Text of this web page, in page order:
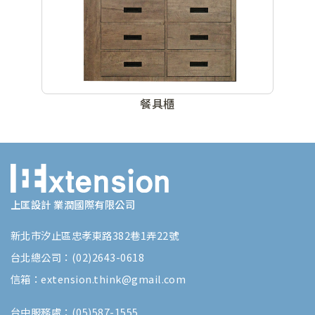
餐具櫃
上匡設計 業潤國際有限公司
新北市汐止區忠孝東路382巷1弄22號
台北總公司：(02)2643-0618
信箱：extension.think@gmail.com
台中服務處：(05)587-1555